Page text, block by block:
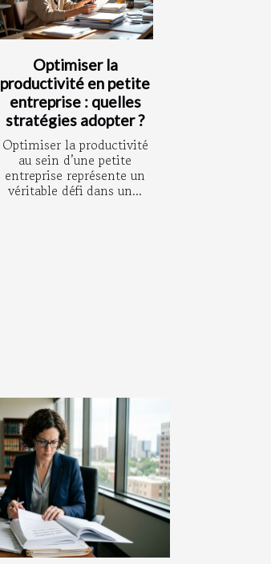
Optimiser la
productivité en petite
entreprise : quelles
stratégies adopter ?
Optimiser la productivité
au sein d’une petite
entreprise représente un
véritable défi dans un...